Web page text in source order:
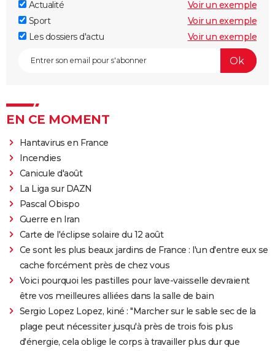
Actualité
Voir un exemple
Sport
Voir un exemple
Les dossiers d'actu
Voir un exemple
EN CE MOMENT
Hantavirus en France
Incendies
Canicule d'août
La Liga sur DAZN
Pascal Obispo
Guerre en Iran
Carte de l'éclipse solaire du 12 août
Ce sont les plus beaux jardins de France : l'un d'entre eux se
cache forcément près de chez vous
Voici pourquoi les pastilles pour lave-vaisselle devraient
être vos meilleures alliées dans la salle de bain
Sergio Lopez Lopez, kiné : "Marcher sur le sable sec de la
plage peut nécessiter jusqu'à près de trois fois plus
d'énergie, cela oblige le corps à travailler plus dur que